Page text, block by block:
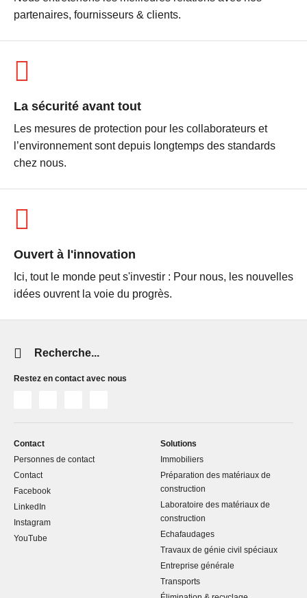
partenaires, fournisseurs & clients.
La sécurité avant tout
Les mesures de protection pour les collaborateurs et
l’environnement sont depuis longtemps des standards
chez nous.
Ouvert à l'innovation
Ici, tout le monde peut s'investir : Pour nous, les nouvelles
idées ouvrent la voie du progrès.
Chaine
de
recherche
Restez en contact avec nous
Contact
Personnes de contact
Contact
Facebook
LinkedIn
Instagram
YouTube
Solutions
Immobiliers
Préparation des matériaux de
construction
Laboratoire des matériaux de
construction
Echafaudages
Travaux de génie civil spéciaux
Entreprise générale
Transports